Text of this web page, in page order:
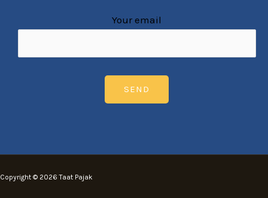
Your email
Copyright © 2026 Taat Pajak